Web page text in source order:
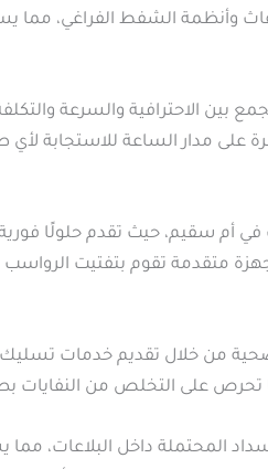
وأنظمة الشفط الفراغي،
بين الاحترافية والسرعة
على مدار الساعة للاستجابة لأي
أم سقيم، حيث تقدم حلولًا
متقدمة تقوم بتفتيت
من خلال تقديم خدمات
على التخلص من النفايات بطريقة
المحتملة داخل البلاعات، مما